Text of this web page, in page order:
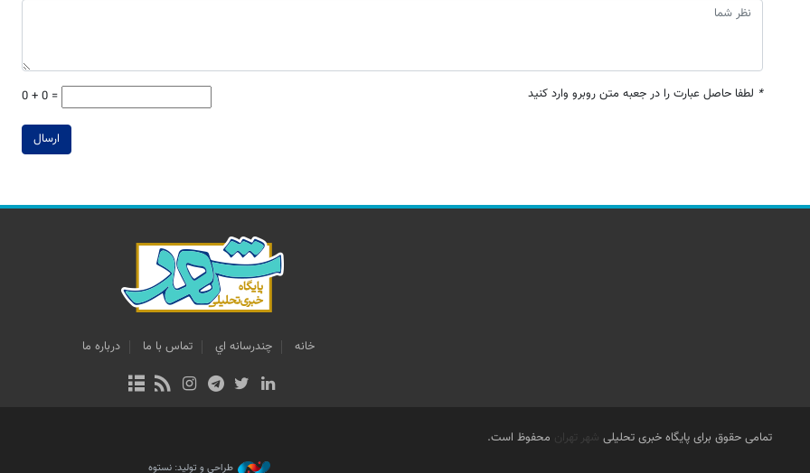
* لطفا حاصل عبارت را در جعبه متن روبرو وارد کنید 0 + 0 =
ارسال
خانه چندرسانه اي تماس با ما درباره ما
تمامی حقوق برای پایگاه خبری تحلیلی شهر تهران محفوظ است.
طراحی و تولید: نستوه